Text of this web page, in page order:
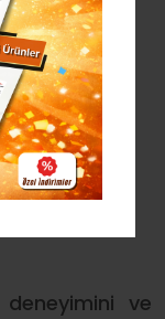
deneyimini ve